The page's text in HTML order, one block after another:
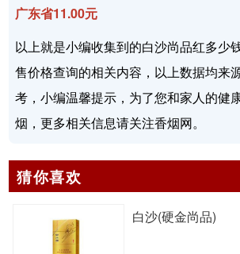
广东省11.00元
以上就是小编收集到的白沙尚品红多少
售价格查询的相关内容，以上数据均来
考，小编温馨提示，为了您和家人的健
烟，更多相关信息请关注香烟网。
猜你喜欢
白沙(硬金尚品)